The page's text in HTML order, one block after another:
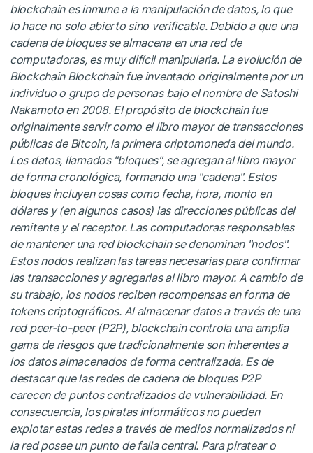
blockchain es inmune a la manipulación de datos, lo que
lo hace no solo abierto sino verificable. Debido a que una
cadena de bloques se almacena en una red de
computadoras, es muy difícil manipularla. La evolución de
Blockchain Blockchain fue inventado originalmente por un
individuo o grupo de personas bajo el nombre de Satoshi
Nakamoto en 2008. El propósito de blockchain fue
originalmente servir como el libro mayor de transacciones
públicas de Bitcoin, la primera criptomoneda del mundo.
Los datos, llamados "bloques", se agregan al libro mayor
de forma cronológica, formando una "cadena". Estos
bloques incluyen cosas como fecha, hora, monto en
dólares y (en algunos casos) las direcciones públicas del
remitente y el receptor. Las computadoras responsables
de mantener una red blockchain se denominan "nodos".
Estos nodos realizan las tareas necesarias para confirmar
las transacciones y agregarlas al libro mayor. A cambio de
su trabajo, los nodos reciben recompensas en forma de
tokens criptográficos. Al almacenar datos a través de una
red peer-to-peer (P2P), blockchain controla una amplia
gama de riesgos que tradicionalmente son inherentes a
los datos almacenados de forma centralizada. Es de
destacar que las redes de cadena de bloques P2P
carecen de puntos centralizados de vulnerabilidad. En
consecuencia, los piratas informáticos no pueden
explotar estas redes a través de medios normalizados ni
la red posee un punto de falla central. Para piratear o